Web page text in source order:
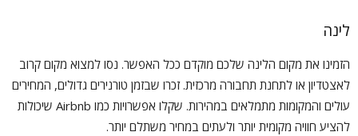
לינה
הזמינו את מקום הלינה שלכם מוקדם ככל האפשר. נסו למצוא מקום קרוב
לאצטדיון או לתחנת תחבורה מרכזית. זכרו שבזמן טורנירים גדולים, המחירים
עולים והמקומות מתמלאים במהירות. שקלו אפשרויות כמו Airbnb שיכולות
להציע חוויה מקומית יותר ולעתים במחיר משתלם יותר.